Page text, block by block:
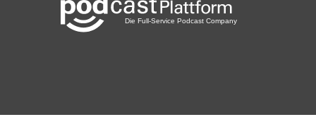
LinkedIn: https://www.linkedin.com/in/sophia-charlotte-
hoge-59b439180/